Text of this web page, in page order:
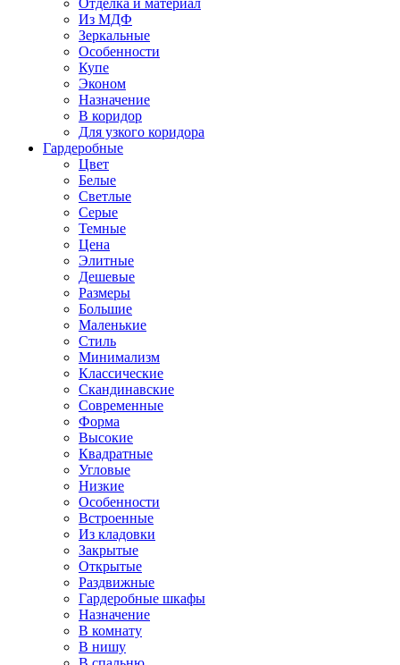
Отделка и материал
Из МДФ
Зеркальные
Особенности
Купе
Эконом
Назначение
В коридор
Для узкого коридора
Гардеробные
Цвет
Белые
Светлые
Серые
Темные
Цена
Элитные
Дешевые
Размеры
Большие
Маленькие
Стиль
Минимализм
Классические
Скандинавские
Современные
Форма
Высокие
Квадратные
Угловые
Низкие
Особенности
Встроенные
Из кладовки
Закрытые
Открытые
Раздвижные
Гардеробные шкафы
Назначение
В комнату
В нишу